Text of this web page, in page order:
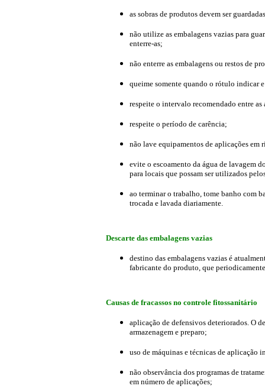
as sobras de produtos devem ser
não utilize as embalagens vazias para
enterre-as;
não enterre as embalagens ou restos de
queime somente quando o rótulo indicar
respeite o intervalo recomendado entre as
respeite o período de carência;
não lave equipamentos de aplicações em
evite o escoamento da água de lavagem
para locais que possam ser utilizados
ao terminar o trabalho, tome banho com
trocada e lavada diariamente.
Descarte das embalagens vazias
destino das embalagens vazias é
fabricante do produto, que
Causas de fracassos no controle fitossanitário
aplicação de defensivos deteriorados. O
armazenagem e preparo;
uso de máquinas e técnicas de aplicação
não observância dos programas de
em número de aplicações;